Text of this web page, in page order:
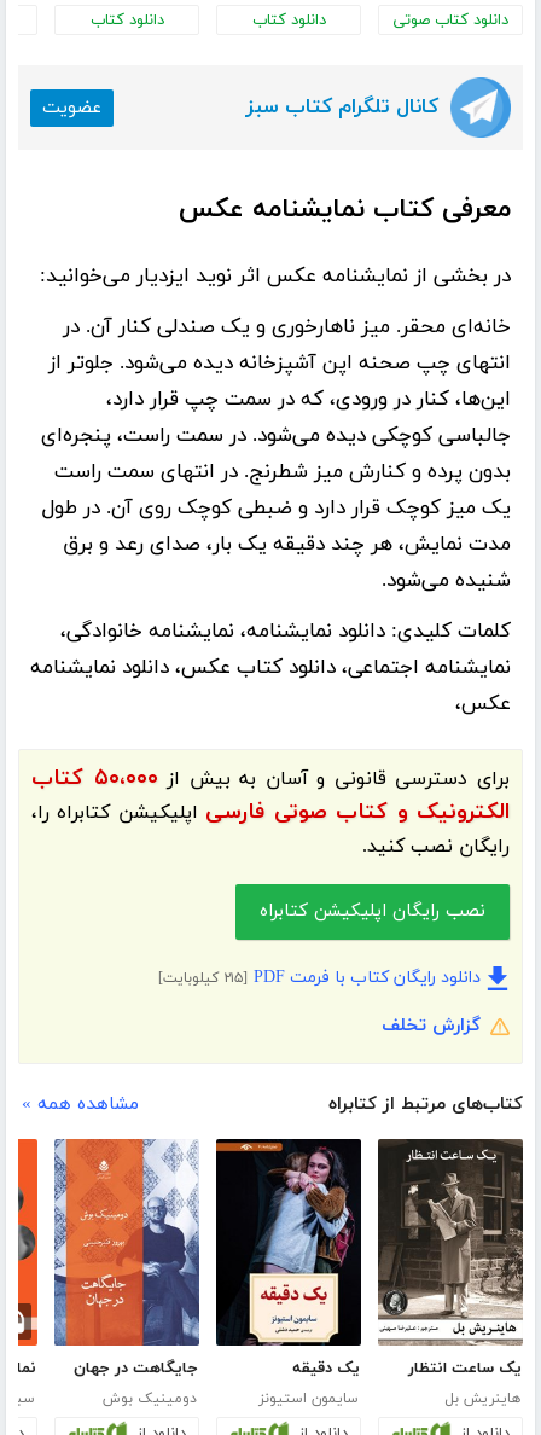
دانلود کتاب صوتی دانلود کتاب دانلود کتاب
کانال تلگرام کتاب سبز عضویت
معرفی کتاب نمایشنامه عکس
در بخشی از نمایشنامه عکس اثر نوید ایزدیار می‌خوانید:
خانه‌ای محقر. میز ناهار‌خوری و یک صندلی کنار آن. در
انتهای چپ صحنه اپن آشپزخانه دیده می‌شود. جلو‌تر از
این‌ها، کنار در ورودی، که در سمت چپ قرار دارد،
جا‌لباسی کوچکی دیده می‌شود. در سمت راست، پنجره‌ای
بدون پرده و کنارش میز شطرنج. در انتهای سمت راست
یک میز کوچک قرار دارد و ضبطی کوچک روی آن. در طول
مدت نمایش، هر چند دقیقه یک بار، صدای رعد و برق
شنیده می‌شود.
کلمات کلیدی: دانلود نمایشنامه، نمایشنامه خانوادگی،
نمایشنامه اجتماعی، دانلود کتاب عکس، دانلود نمایشنامه
عکس،
برای دسترسی قانونی و آسان به بیش از
۵۰،۰۰۰ کتاب
الکترونیک و کتاب صوتی فارسی اپلیکیشنکتابراهرا،
رایگان نصب کنید.
نصب رایگان اپلیکیشن کتابراه
دانلود رایگان کتاب با فرمت PDF [۲۱۵ کیلوبایت]
گزارش تخلف
کتاب‌های مرتبط از کتابراه مشاهده همه »
یک ساعت انتظار
هاینریش بل
یک دقیقه
سایمون استیونز
جایگاهت در جهان
دومینیک بوش